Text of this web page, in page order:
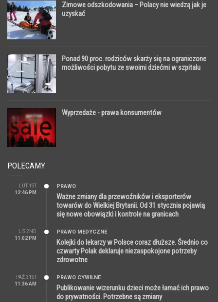
Zimowe odszkodowania – Polacy nie wiedzą jak je
uzyskać
Ponad 90 proc. rodziców skarży się na ograniczone
możliwości pobytu ze swoimi dziećmi w szpitalu
Wyprzedaże - prawa konsumentów
POLECAMY
LUT 1ST
12:46 PM
PRAWO
Ważne zmiany dla przewoźników i eksporterów
towarów do Wielkiej Brytanii. Od 31 stycznia pojawią
się nowe obowiązki i kontrole na granicach
LIS 2ND
11:02 PM
PRAWO MEDYCZNE
Kolejki do lekarzy w Polsce coraz dłuższe. Średnio co
czwarty Polak deklaruje niezaspokojone potrzeby
zdrowotne
PAŹ 31ST
11:36 AM
PRAWO CYWILNE
Publikowanie wizerunku dzieci może łamać ich prawo
do prywatności. Potrzebne są zmiany